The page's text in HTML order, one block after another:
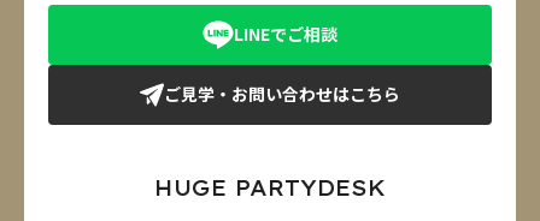
LINEでご相談
ご見学・お問い合わせはこちら
HUGE PARTYDESK